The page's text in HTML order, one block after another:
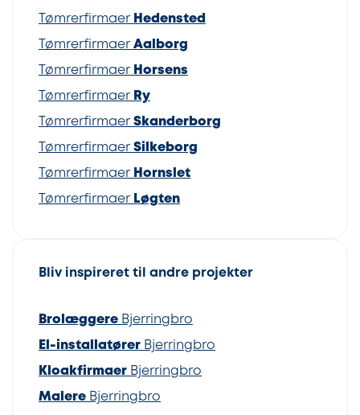
Tømrerfirmaer Hedensted
Tømrerfirmaer Aalborg
Tømrerfirmaer Horsens
Tømrerfirmaer Ry
Tømrerfirmaer Skanderborg
Tømrerfirmaer Silkeborg
Tømrerfirmaer Hornslet
Tømrerfirmaer Løgten
Bliv inspireret til andre projekter
Brolæggere Bjerringbro
El-installatører Bjerringbro
Kloakfirmaer Bjerringbro
Malere Bjerringbro